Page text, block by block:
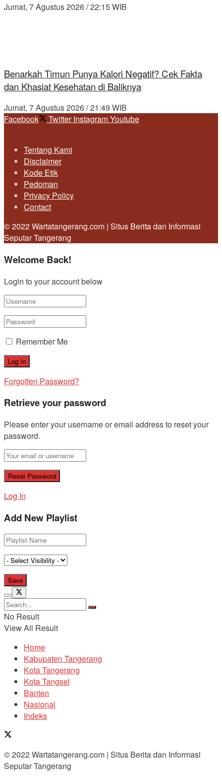
Jumat, 7 Agustus 2026 / 22:15 WIB
Benarkah Timun Punya Kalori Negatif? Cek Fakta
dan Khasiat Kesehatan di Baliknya
Jumat, 7 Agustus 2026 / 21:49 WIB
Facebook
Twitter InstagramYoutube
Tentang Kami
Disclaimer
Kode Etik
Pedoman
Privacy Policy
Contact
© 2022 Wartatangerang.com | Situs Berita dan Informasi
Seputar Tangerang
Welcome Back!
Login to your account below
Remember Me
Forgotten Password?
Retrieve your password
Please enter your username or email address to reset your
password.
Log In
Add New Playlist
No Result
View All Result
Home
Kabupaten Tangerang
Kota Tangerang
Kota Tangsel
Banten
Nasional
Indeks
© 2022 Wartatangerang.com | Situs Berita dan Informasi
Seputar Tangerang